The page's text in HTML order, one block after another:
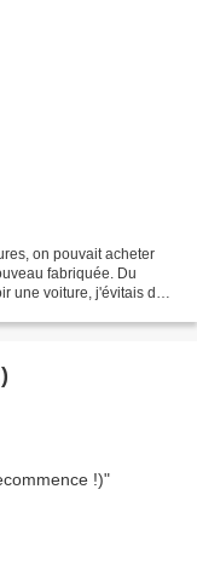
on pouvait acheter
fabriquée. Du
une voiture, j'évitais de